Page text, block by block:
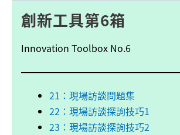
創新工具第6箱
Innovation Toolbox No.6
21：現場訪談問題集
22：現場訪談探詢技巧1
23：現場訪談探詢技巧2